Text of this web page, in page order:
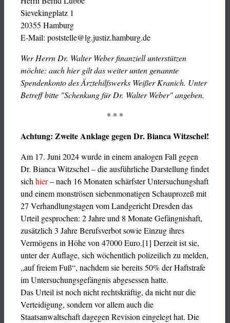
Sievekingplatz 1
20355 Hamburg
E-Mail: poststelle@lg.justiz.hamburg.de
Wer Herrn Dr. Walter Weber finanziell unterstützen
möchte: auch hier gilt das weiter unten genannte
Spendenkonto des Ärztehilfswerks Weißer Kranich. Unter
Betreff bitte "Schenkung für Dr. Walter Weber" angeben.
* * *
Achtung: Zweite Anklage gegen Dr. Bianca Witzschel!
Am 17. Juni 2024 wurde in einem analogen Fall gegen
Dr. Bianca Witzschel – die ausführliche Darstellung findet
sichhier– nach 16 Monaten schärfster Untersuchungshaft
und einem monströsen siebenmonatigen Schauprozeß mit
27 Verhandlungstagen vom Landgericht Dresden das
Urteil gesprochen: 2 Jahre und 8 Monate Gefängnishaft,
zusätzlich 3 Jahre Berufsverbot sowie Einzug ihres
Vermögens in Höhe von 47000 Euro.[1] Derzeit ist sie,
unter der Auflage, sich wöchentlich polizeilich zu melden,
„auf freiem Fuß“, nachdem sie bereits 50% der Haftstrafe
im Untersuchungsgefängnis abgesessen hatte.
Das Urteil ist noch nicht rechtskräftig, da nicht nur die
Verteidigung, sondern vor allem auch die
Staatsanwaltschaft dagegen Revision eingelegt hat. Die